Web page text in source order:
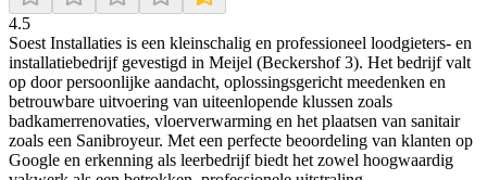
4.5
Soest Installaties is een kleinschalig en professioneel loodgieters‑ en
installatiebedrijf gevestigd in Meijel (Beckershof 3). Het bedrijf valt
op door persoonlijke aandacht, oplossingsgericht meedenken en
betrouwbare uitvoering van uiteenlopende klussen zoals
badkamerrenovaties, vloerverwarming en het plaatsen van sanitair
zoals een Sanibroyeur. Met een perfecte beoordeling van klanten op
Google en erkenning als leerbedrijf biedt het zowel hoogwaardig